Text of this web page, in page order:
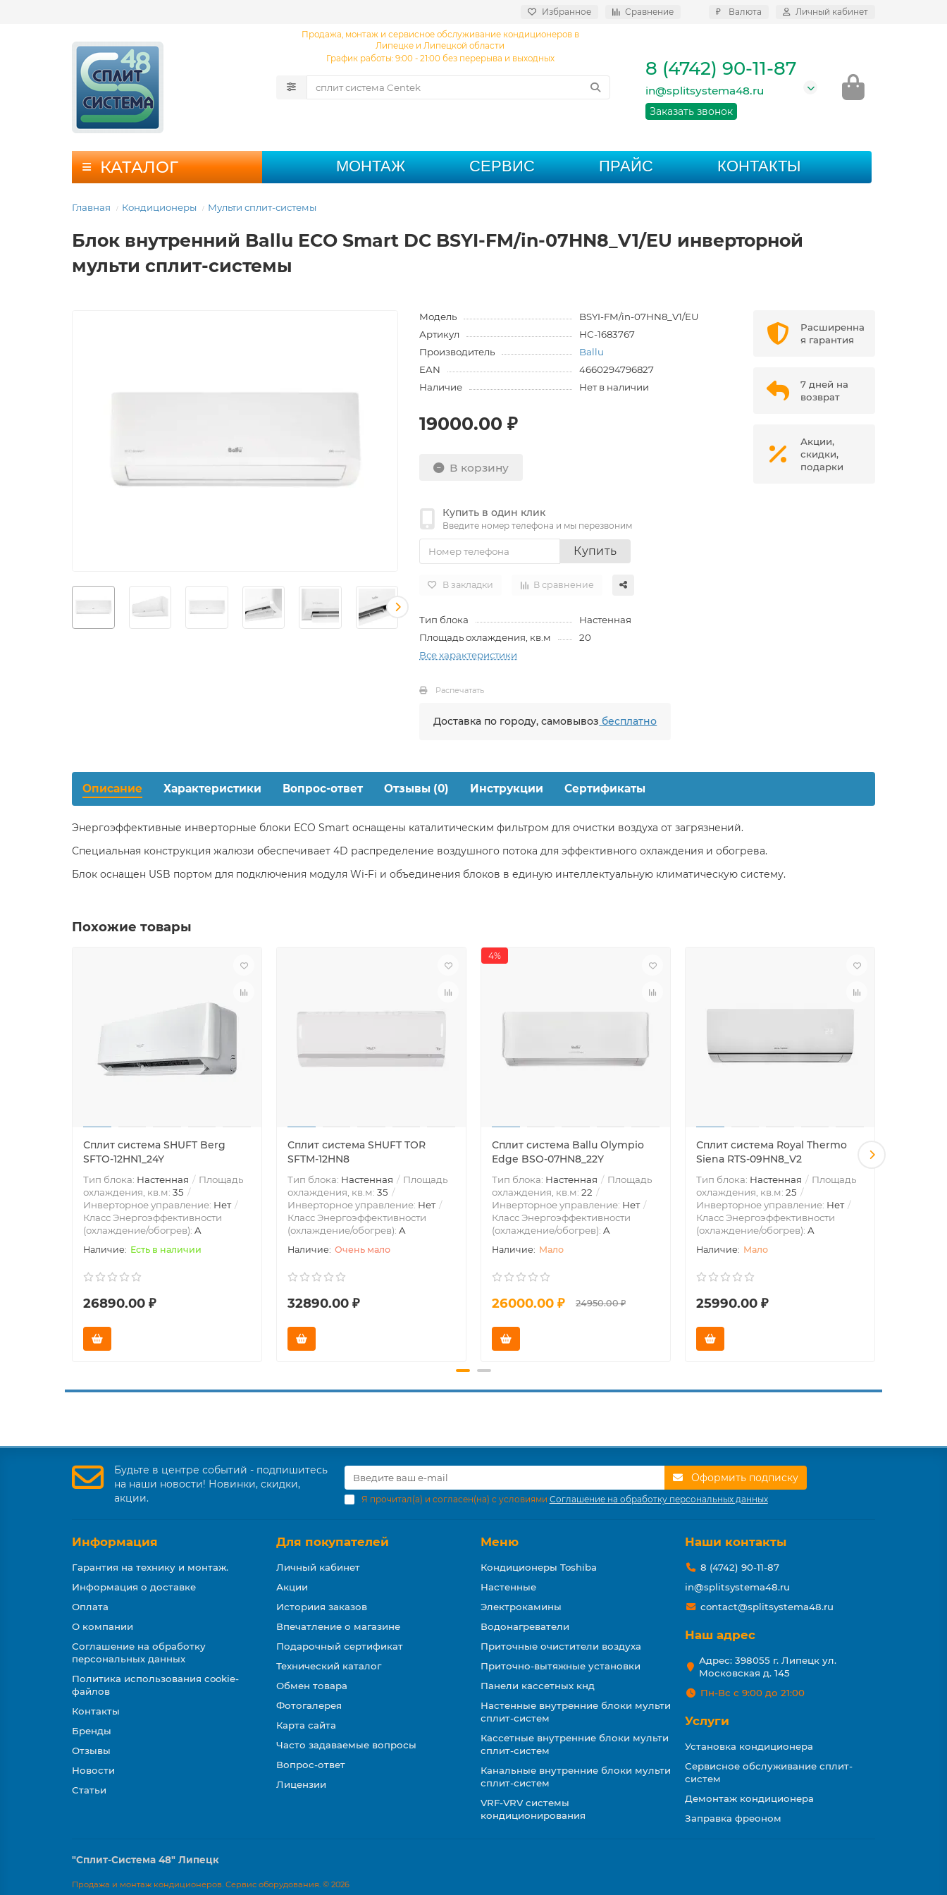
Избранное Сравнение ₽ Валюта Личный кабинет
Продажа, монтаж и сервисное обслуживание кондиционеров в
Липецке и Липецкой области
График работы: 9:00 - 21:00 без перерыва и выходных
8 (4742) 90-11-87
in@splitsystema48.ru
Заказать звонок
КАТАЛОГ МОНТАЖ СЕРВИС ПРАЙС КОНТАКТЫ
Главная Кондиционеры Мульти сплит-системы
Блок внутренний Ballu ECO Smart DC BSYI-FM/in-07HN8_V1/EU инверторной
мульти сплит-системы
Модель
BSYI-FM/in-07HN8_V1/EU
Артикул
НС-1683767
Производитель
Ballu
EAN
4660294796827
Наличие
Нет в наличии
19000.00 ₽
В корзину
Купить в один клик
Введите номер телефона и мы перезвоним
Купить
В закладки В сравнение
Тип блока
Настенная
Площадь охлаждения, кв.м
20
Все характеристики
Распечатать
Доставка по городу, самовывоз бесплатно
Расширенна
я гарантия
7 дней на
возврат
Акции,
скидки,
подарки
Описание Характеристики Вопрос-ответ Отзывы (0) Инструкции Сертификаты
Энергоэффективные инверторные блоки ECO Smart оснащены каталитическим фильтром для очистки воздуха от загрязнений.
Специальная конструкция жалюзи обеспечивает 4D распределение воздушного потока для эффективного охлаждения и обогрева.
Блок оснащен USB портом для подключения модуля Wi-Fi и объединения блоков в единую интеллектуальную климатическую систему.
Похожие товары
Сплит система SHUFT Berg
SFTO-12HN1_24Y
Тип блока: Настенная
Площадь
охлаждения, кв.м: 35
Инверторное управление: Нет
Класс Энергоэффективности
(охлаждение/обогрев): A
Есть в наличии
26890.00 ₽
Сплит система SHUFT TOR
SFTM-12HN8
Тип блока: Настенная
Площадь
охлаждения, кв.м: 35
Инверторное управление: Нет
Класс Энергоэффективности
(охлаждение/обогрев): A
Очень мало
32890.00 ₽
4%
Сплит система Ballu Olympio
Edge BSO-07HN8_22Y
Тип блока: Настенная
Площадь
охлаждения, кв.м: 22
Инверторное управление: Нет
Класс Энергоэффективности
(охлаждение/обогрев): A
Мало
26000.00 ₽ 24950.00 ₽
Сплит система Royal Thermo
Siena RTS-09HN8_V2
Тип блока: Настенная
Площадь
охлаждения, кв.м: 25
Инверторное управление: Нет
Класс Энергоэффективности
(охлаждение/обогрев): A
Мало
25990.00 ₽
Будьте в центре событий - подпишитесь
на наши новости! Новинки, скидки,
акции.
Оформить подписку
Я прочитал(а) и согласен(на) с условиями Соглашение на обработку персональных данных
Информация
Гарантия на технику и монтаж.
Информация о доставке
Оплата
О компании
Соглашение на обработку
персональных данных
Политика использования cookie-
файлов
Контакты
Бренды
Отзывы
Новости
Статьи
Для покупателей
Личный кабинет
Акции
Историия заказов
Впечатление о магазине
Подарочный сертификат
Технический каталог
Обмен товара
Фотогалерея
Карта сайта
Часто задаваемые вопросы
Вопрос-ответ
Лицензии
Меню
Кондиционеры Toshiba
Настенные
Электрокамины
Водонагреватели
Приточные очистители воздуха
Приточно-вытяжные установки
Панели кассетных кнд
Настенные внутренние блоки мульти
сплит-систем
Кассетные внутренние блоки мульти
сплит-систем
Канальные внутренние блоки мульти
сплит-систем
VRF-VRV системы
кондиционирования
Наши контакты
8 (4742) 90-11-87
in@splitsystema48.ru
contact@splitsystema48.ru
Наш адрес
Адрес: 398055 г. Липецк ул.
Московская д. 145
Пн-Вс с 9:00 до 21:00
Услуги
Установка кондиционера
Сервисное обслуживание сплит-
систем
Демонтаж кондиционера
Заправка фреоном
"Сплит-Система 48" Липецк
Продажа и монтаж кондиционеров. Сервис оборудования. © 2026